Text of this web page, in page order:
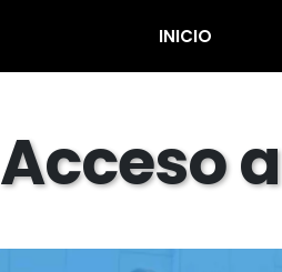
INICIO
Acceso